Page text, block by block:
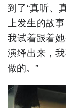
到了“真听、
上发生的故
我试着跟着
演绎出来，
做的。”